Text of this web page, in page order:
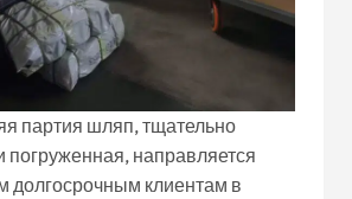
партия шляп, тщательно
погруженная, направляется
долгосрочным клиентам в